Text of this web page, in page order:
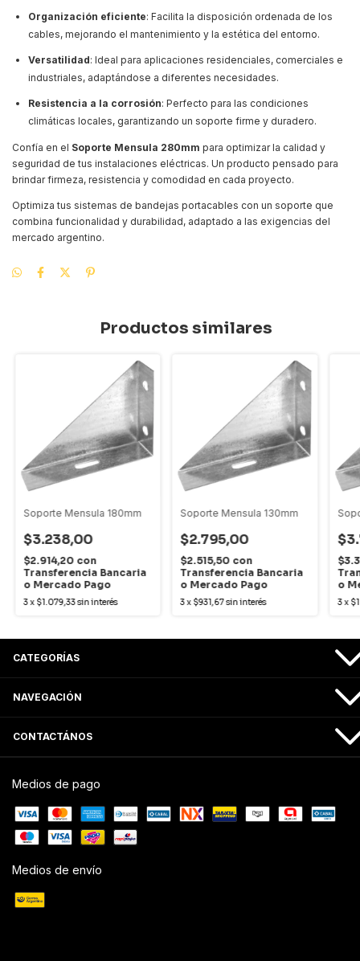
Organización eficiente: Facilita la disposición ordenada de los
cables, mejorando el mantenimiento y la estética del entorno.
Versatilidad: Ideal para aplicaciones residenciales, comerciales e
industriales, adaptándose a diferentes necesidades.
Resistencia a la corrosión: Perfecto para las condiciones
climáticas locales, garantizando un soporte firme y duradero.
Confía en el Soporte Mensula 280mm para optimizar la calidad y
seguridad de tus instalaciones eléctricas. Un producto pensado para
brindar firmeza, resistencia y comodidad en cada proyecto.
Optimiza tus sistemas de bandejas portacables con un soporte que
combina funcionalidad y durabilidad, adaptado a las exigencias del
mercado argentino.
Productos similares
Soporte Mensula 180mm
$3.238,00
$2.914,20 con
Transferencia Bancaria
o Mercado Pago
3x $1.079,33sin interés
Soporte Mensula 130mm
$2.795,00
$2.515,50 con
Transferencia Bancaria
o Mercado Pago
3x $931,67sin interés
o
3x
CATEGORÍAS
NAVEGACIÓN
CONTACTÁNOS
Medios de pago
Medios de envío